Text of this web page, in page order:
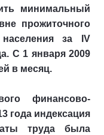
минимальный
прожиточного
за IV
С 1 января 2009
в месяц.
финансово-
года индексация
труда была